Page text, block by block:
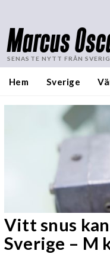
Marcus
SENASTE NYTT FRÅN
Hem Sverige
Vitt snus
Sverige – M